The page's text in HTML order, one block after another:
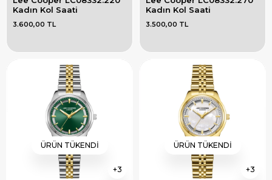
Kadın Kol Saati
3.600,00 TL
Kadın Kol Saati
3.500,00 TL
3
ÜRÜN TÜKENDI
3
ÜRÜN TÜKENDI